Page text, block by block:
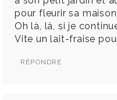
pour fleurir sa
Oh là, là, si je
Vite un lait-fraise
RÉPONDRE